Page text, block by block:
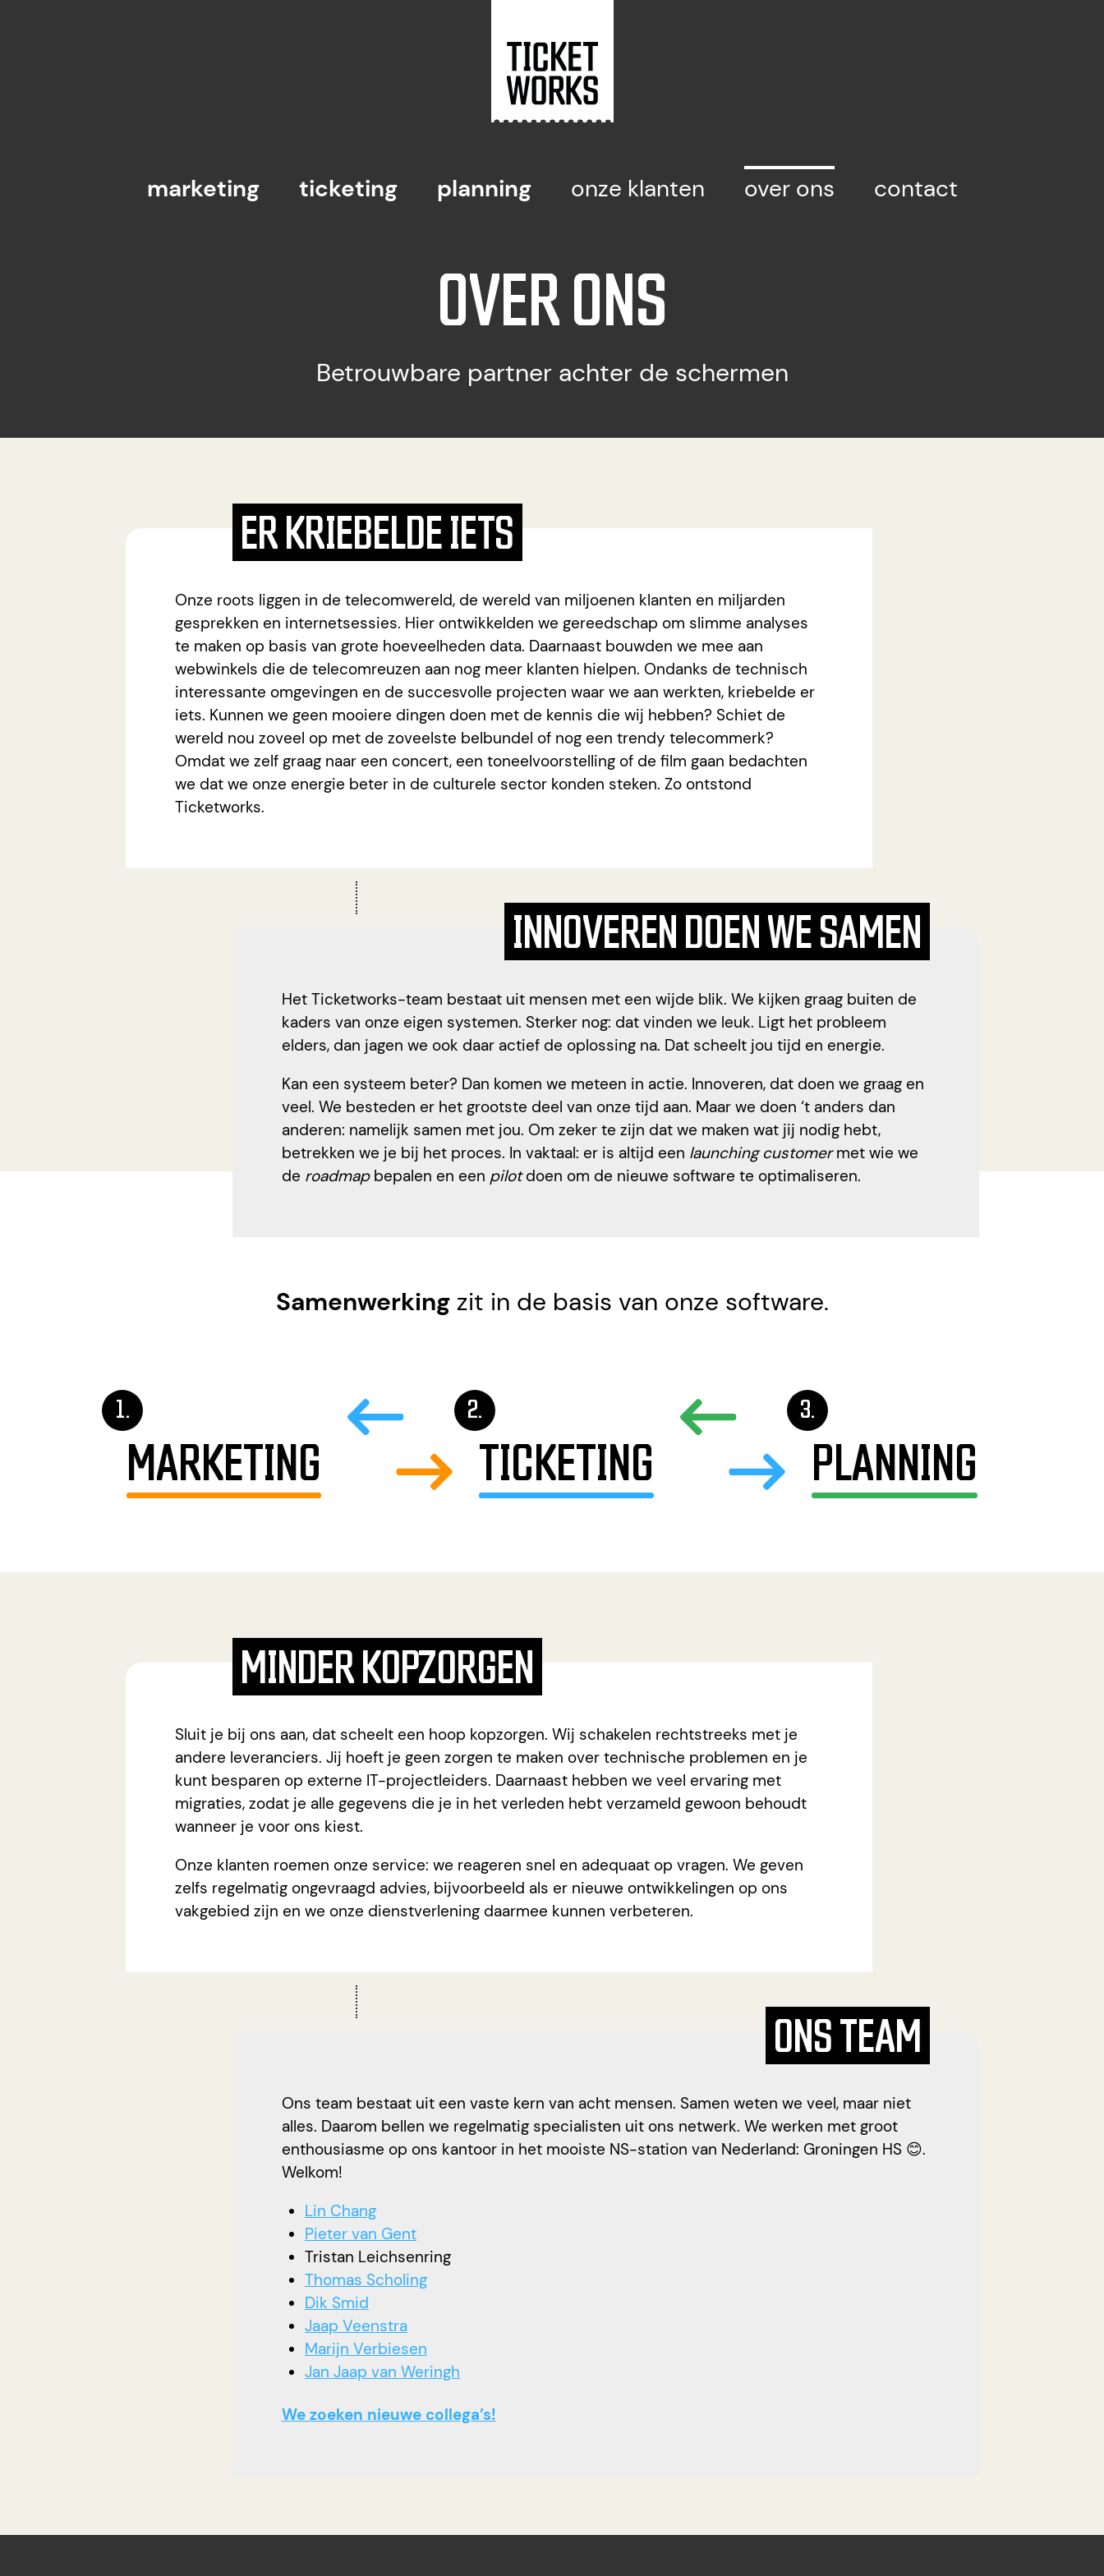
marketing ticketing planning onze klanten over ons contact
OVER ONS
Betrouwbare partner achter de schermen
ER KRIEBELDE IETS
Onze roots liggen in de telecomwereld, de wereld van miljoenen klanten en miljarden
gesprekken en internetsessies. Hier ontwikkelden we gereedschap om slimme analyses
te maken op basis van grote hoeveelheden data. Daarnaast bouwden we mee aan
webwinkels die de telecomreuzen aan nog meer klanten hielpen. Ondanks de technisch
interessante omgevingen en de succesvolle projecten waar we aan werkten, kriebelde er
iets. Kunnen we geen mooiere dingen doen met de kennis die wij hebben? Schiet de
wereld nou zoveel op met de zoveelste belbundel of nog een trendy telecommerk?
Omdat we zelf graag naar een concert, een toneelvoorstelling of de film gaan bedachten
we dat we onze energie beter in de culturele sector konden steken. Zo ontstond
Ticketworks.
INNOVEREN DOEN WE SAMEN
Het Ticketworks-team bestaat uit mensen met een wijde blik. We kijken graag buiten de
kaders van onze eigen systemen. Sterker nog: dat vinden we leuk. Ligt het probleem
elders, dan jagen we ook daar actief de oplossing na. Dat scheelt jou tijd en energie.
Kan een systeem beter? Dan komen we meteen in actie. Innoveren, dat doen we graag en
veel. We besteden er het grootste deel van onze tijd aan. Maar we doen ‘t anders dan
anderen: namelijk samen met jou. Om zeker te zijn dat we maken wat jij nodig hebt,
betrekken we je bij het proces. In vaktaal: er is altijd een launching customermet wie we
de roadmapbepalen en een pilotdoen om de nieuwe software te optimaliseren.
Samenwerkingzit in de basis van onze software.
MARKETING TICKETING PLANNING
MINDER KOPZORGEN
Sluit je bij ons aan, dat scheelt een hoop kopzorgen. Wij schakelen rechtstreeks met je
andere leveranciers. Jij hoeft je geen zorgen te maken over technische problemen en je
kunt besparen op externe IT-projectleiders. Daarnaast hebben we veel ervaring met
migraties, zodat je alle gegevens die je in het verleden hebt verzameld gewoon behoudt
wanneer je voor ons kiest.
Onze klanten roemen onze service: we reageren snel en adequaat op vragen. We geven
zelfs regelmatig ongevraagd advies, bijvoorbeeld als er nieuwe ontwikkelingen op ons
vakgebied zijn en we onze dienstverlening daarmee kunnen verbeteren.
ONS TEAM
Ons team bestaat uit een vaste kern van acht mensen. Samen weten we veel, maar niet
alles. Daarom bellen we regelmatig specialisten uit ons netwerk. We werken met groot
enthousiasme op ons kantoor in het mooiste NS-station van Nederland: Groningen HS 😊.
Welkom!
Lin Chang
Pieter van Gent
Tristan Leichsenring
Thomas Scholing
Dik Smid
Jaap Veenstra
Marijn Verbiesen
Jan Jaap van Weringh
We zoeken nieuwe collega’s!